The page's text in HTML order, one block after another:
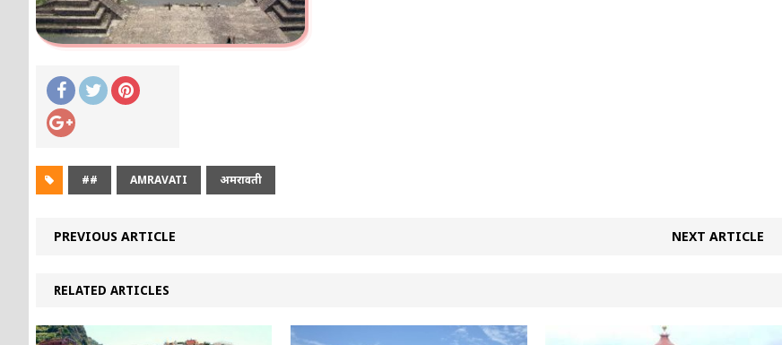
## AMRAVATI अमरावती
PREVIOUS ARTICLE NEXT ARTICLE
RELATED ARTICLES